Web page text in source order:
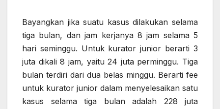
Bayangkan jika suatu kasus dilakukan selama
tiga bulan, dan jam kerjanya 8 jam selama 5
hari seminggu. Untuk kurator junior berarti 3
juta dikali 8 jam, yaitu 24 juta perminggu. Tiga
bulan terdiri dari dua belas minggu. Berarti fee
untuk kurator junior dalam menyelesaikan satu
kasus selama tiga bulan adalah 228 juta